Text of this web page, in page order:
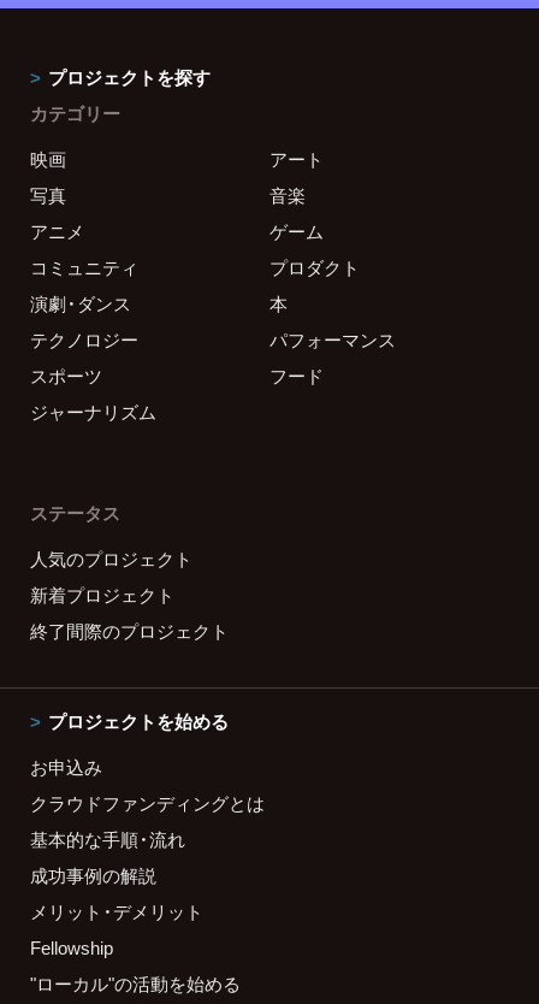
プロジェクトを探す
カテゴリー
映画
アート
写真
音楽
アニメ
ゲーム
コミュニティ
プロダクト
演劇・ダンス
本
テクノロジー
パフォーマンス
スポーツ
フード
ジャーナリズム
ステータス
人気のプロジェクト
新着プロジェクト
終了間際のプロジェクト
プロジェクトを始める
お申込み
クラウドファンディングとは
基本的な手順・流れ
成功事例の解説
メリット・デメリット
Fellowship
"ローカル"の活動を始める